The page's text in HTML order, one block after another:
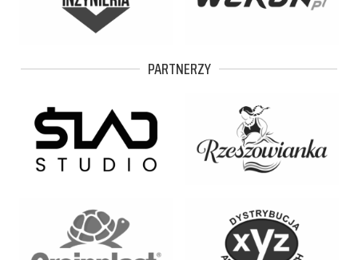
PARTNERZY